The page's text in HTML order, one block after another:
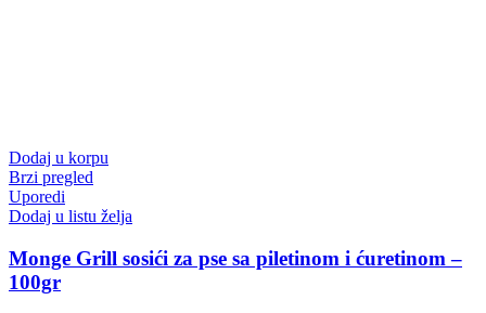
Dodaj u korpu
Brzi pregled
Uporedi
Dodaj u listu želja
Monge Grill sosići za pse sa piletinom i ćuretinom –
100gr